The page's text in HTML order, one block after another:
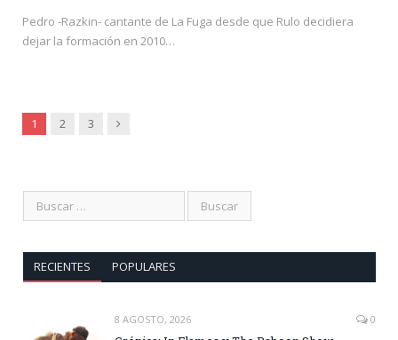
Pedro -Razkin- cantante de La Fuga desde que Rulo decidiera
dejar la formación en 2010…
1 2 3 Siguiente
RECIENTES POPULARES
8 AGOSTO, 2026 0